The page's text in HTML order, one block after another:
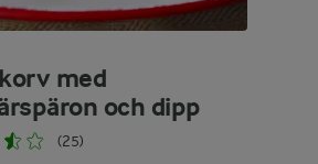
med
och dipp
(25)